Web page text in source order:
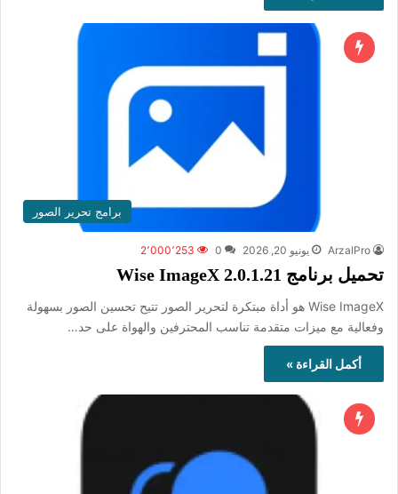
برامج تحرير الصور
ArzalPro يونيو 20, 2026 0 2٬000٬253
تحميل برنامج Wise ImageX 2.0.1.21
Wise ImageX هو أداة مبتكرة لتحرير الصور تتيح تحسين الصور بسهولة
وفعالية مع ميزات متقدمة تناسب المحترفين والهواة على حد…
أكمل القراءة »